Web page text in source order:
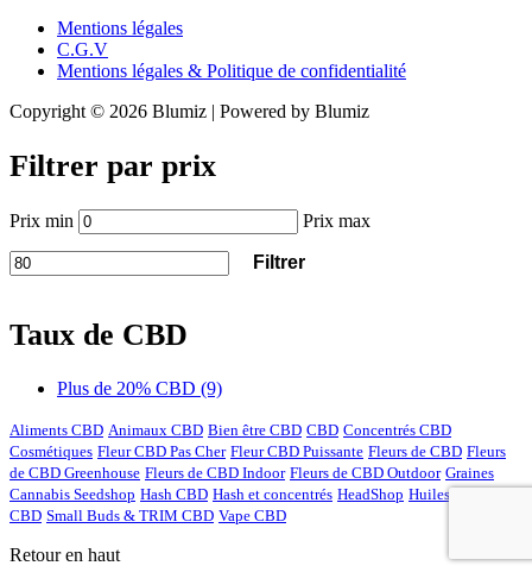
Mentions légales
C.G.V
Mentions légales & Politique de confidentialité
Copyright © 2026 Blumiz | Powered by Blumiz
Filtrer par prix
Prix min Prix max
Filtrer
Taux de CBD
Plus de 20% CBD (9)
Aliments CBD Animaux CBD Bien être CBD CBD Concentrés CBD
Cosmétiques Fleur CBD Pas Cher Fleur CBD Puissante Fleurs de CBD Fleurs
de CBD Greenhouse Fleurs de CBD Indoor Fleurs de CBD Outdoor Graines
Cannabis Seedshop Hash CBD Hash et concentrés HeadShop Huiles et gélules
CBD Small Buds & TRIM CBD Vape CBD
Retour en haut